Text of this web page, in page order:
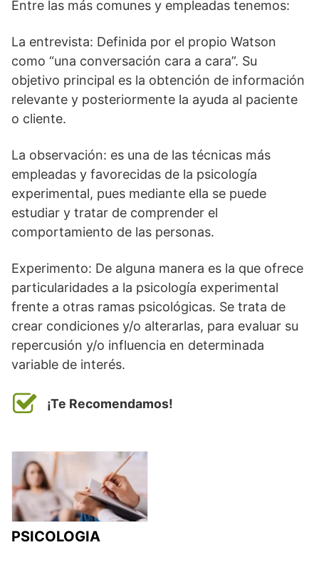
Entre las más comunes y empleadas tenemos:
La entrevista: Definida por el propio Watson
como “una conversación cara a cara”. Su
objetivo principal es la obtención de información
relevante y posteriormente la ayuda al paciente
o cliente.
La observación: es una de las técnicas más
empleadas y favorecidas de la psicología
experimental, pues mediante ella se puede
estudiar y tratar de comprender el
comportamiento de las personas.
Experimento: De alguna manera es la que ofrece
particularidades a la psicología experimental
frente a otras ramas psicológicas. Se trata de
crear condiciones y/o alterarlas, para evaluar su
repercusión y/o influencia en determinada
variable de interés.
¡Te Recomendamos!
PSICOLOGIA